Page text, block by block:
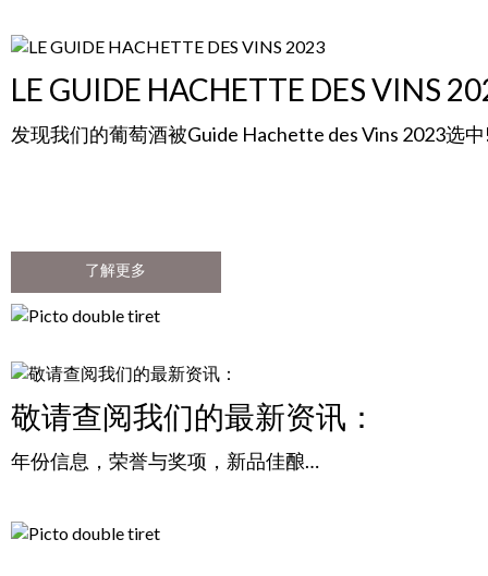
LE GUIDE HACHETTE DES VINS
发现我们的葡萄酒被Guide Hachette des Vins 2023选
了解更多
敬请查阅我们的最新资讯：
年份信息，荣誉与奖项，新品佳酿…